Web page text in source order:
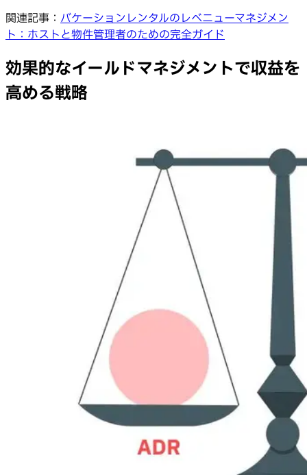
関連記事： バケーションレンタルのレベニューマネジメン
ト：ホストと物件管理者のための完全ガイド
効果的なイールドマネジメントで収益を
高める戦略